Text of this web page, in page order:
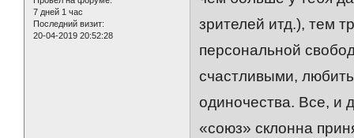
7 дней 1 час
Последний визит:
20-04-2019 20:52:28
зрителей итд.), тем
персональной
счастливыми,
одиночества. Все, и
«союз» склонна